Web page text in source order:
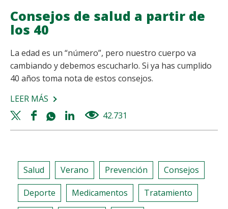
Consejos de salud a partir de
los 40
La edad es un “número”, pero nuestro cuerpo va
cambiando y debemos escucharlo. Si ya has cumplido
40 años toma nota de estos consejos.
LEER MÁS SOBRE
CONSEJOS
DE
PARTIR
LOS
40
Twitter
share
Facebook
share
Whatsapp
share
Linkedin
share
42.731
Salud Verano Prevención Consejos
Deporte Medicamentos Tratamiento